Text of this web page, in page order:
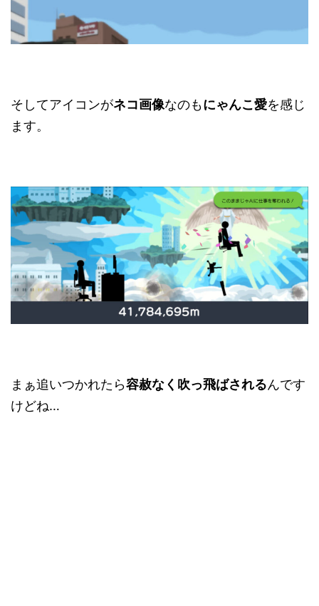
そしてアイコンがネコ画像なのもにゃんこ愛を感じ
ます。
まぁ追いつかれたら容赦なく吹っ飛ばされるんです
けどね…